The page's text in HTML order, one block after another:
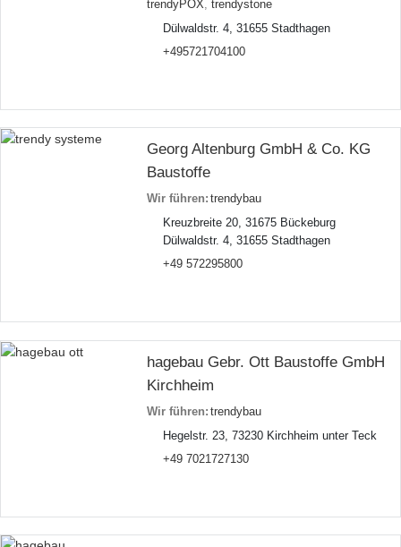
trendyPOX, trendystone
Dülwaldstr. 4, 31655 Stadthagen
+495721704100
Georg Altenburg GmbH & Co. KG
Baustoffe
Wir führen: trendybau
Kreuzbreite 20, 31675 Bückeburg
Dülwaldstr. 4, 31655 Stadthagen
+49 572295800
hagebau Gebr. Ott Baustoffe GmbH
Kirchheim
Wir führen: trendybau
Hegelstr. 23, 73230 Kirchheim unter Teck
+49 7021727130